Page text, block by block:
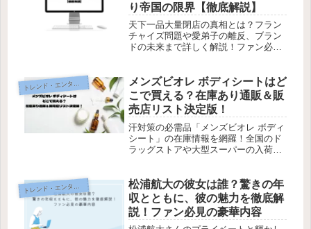
り帝国の限界【徹底解説】
天下一品大量閉店の真相とは？フラン
チャイズ問題や愛弟子の離反、ブラン
ドの未来まで詳しく解説！ファン必
ト レンド・エンタメ・商品・口コミ
メンズビオレ ボディシートはど
こで買える？在庫あり通販＆販
売店リスト決定版！
汗対策の必需品「メンズビオレ ボディ
シート」の在庫情報を網羅！全国のド
ラッグストアや大型スーパーの入荷傾
ト
松浦航大の彼女は誰？驚きの年
収とともに、彼の魅力を徹底解
説！ファン必見の豪華内容